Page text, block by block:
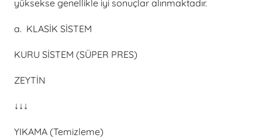
yüksekse genellikle iyi sonuçlar alınmaktadır.
a. KLASİK SİSTEM
KURU SİSTEM (SÜPER PRES)
ZEYTİN
↓↓↓
YIKAMA (Temizleme)